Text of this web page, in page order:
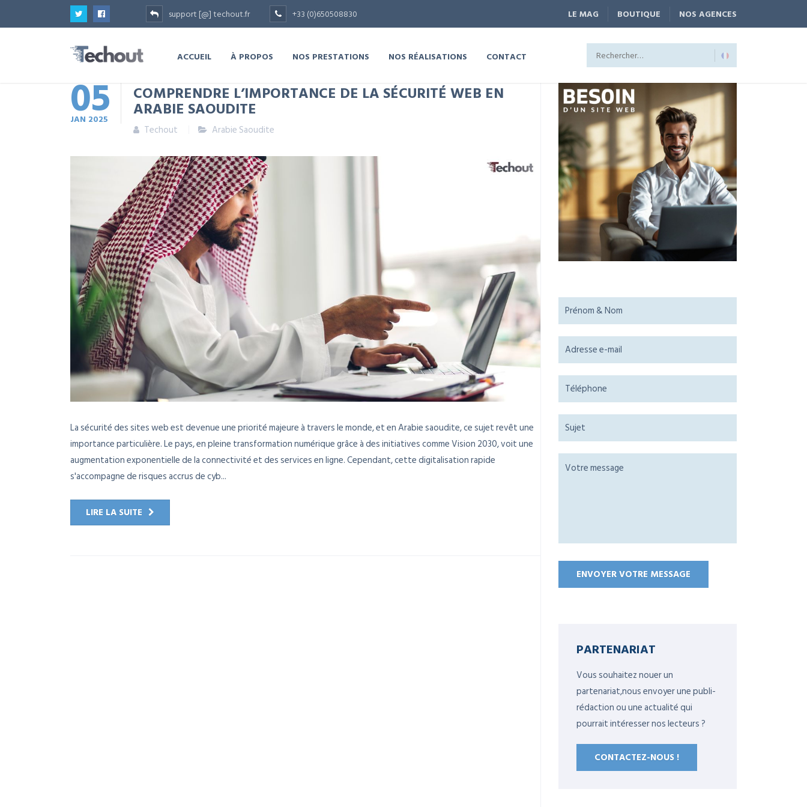
support [@] techout.fr +33 (0)650508830 LE MAG BOUTIQUE NOS AGENCES
ACCUEIL À PROPOS NOS PRESTATIONS NOS RÉALISATIONS CONTACT
05
JAN 2025
COMPRENDRE L’IMPORTANCE DE LA SÉCURITÉ WEB EN
ARABIE SAOUDITE
Techout Arabie Saoudite
La sécurité des sites web est devenue une priorité majeure à travers le monde, et en Arabie saoudite, ce sujet revêt une
importance particulière. Le pays, en pleine transformation numérique grâce à des initiatives comme Vision 2030, voit une
augmentation exponentielle de la connectivité et des services en ligne. Cependant, cette digitalisation rapide
s'accompagne de risques accrus de cyb...
LIRE LA SUITE
PARTENARIAT
Vous souhaitez nouer un
partenariat,nous envoyer une publi-
rédaction ou une actualité qui
pourrait intéresser nos lecteurs ?
CONTACTEZ-NOUS !